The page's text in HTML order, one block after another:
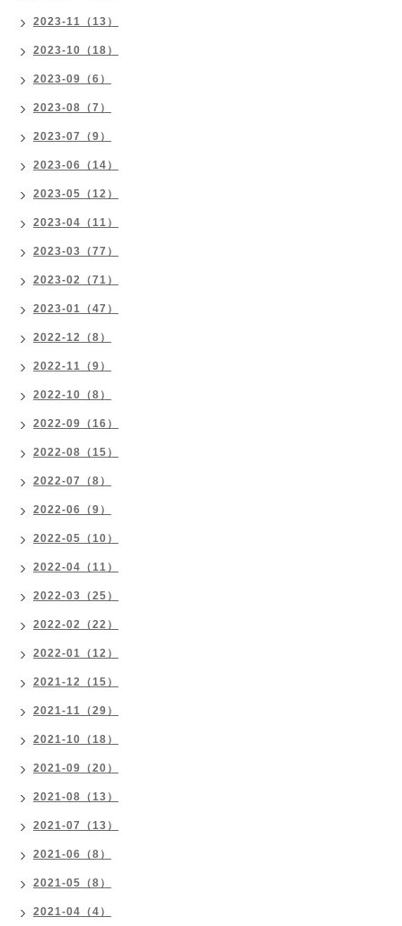
2023-11（13）
2023-10（18）
2023-09（6）
2023-08（7）
2023-07（9）
2023-06（14）
2023-05（12）
2023-04（11）
2023-03（77）
2023-02（71）
2023-01（47）
2022-12（8）
2022-11（9）
2022-10（8）
2022-09（16）
2022-08（15）
2022-07（8）
2022-06（9）
2022-05（10）
2022-04（11）
2022-03（25）
2022-02（22）
2022-01（12）
2021-12（15）
2021-11（29）
2021-10（18）
2021-09（20）
2021-08（13）
2021-07（13）
2021-06（8）
2021-05（8）
2021-04（4）